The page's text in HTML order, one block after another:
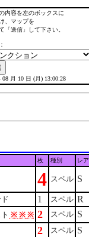
内容を左のボックスに
、マップを
「送信」して下さい。
08 月 10 日 (月) 13:00:28
枚 種別 レア
4 スペル S
1 スペル R
※ ※ ※ 2 スペル S
2 スペル S